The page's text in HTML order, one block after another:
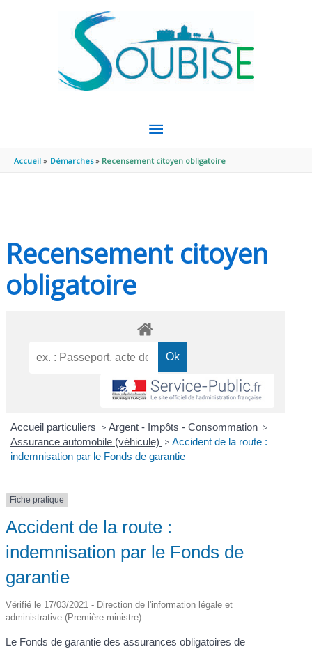
MENU
PRINCIPAL
Accueil Démarches Recensement citoyen obligatoire
Recensement citoyen
obligatoire
Accueil particuliers > Argent - Impôts - Consommation >
Assurance automobile (véhicule) > Accident de la route :
indemnisation par le Fonds de garantie
Fiche pratique
Accident de la route :
indemnisation par le Fonds de
garantie
Vérifié le 17/03/2021 - Direction de l'information légale et
administrative (Première ministre)
Le Fonds de garantie des assurances obligatoires de